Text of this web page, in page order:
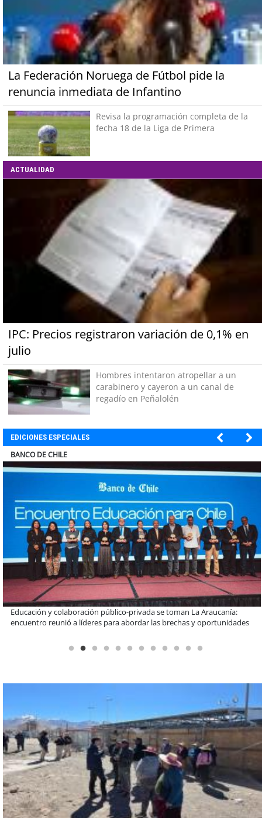
La Federación Noruega de Fútbol pide la
renuncia inmediata de Infantino
Revisa la programación completa de la
fecha 18 de la Liga de Primera
ACTUALIDAD
IPC: Precios registraron variación de 0,1% en
julio
Hombres intentaron atropellar a un
carabinero y cayeron a un canal de
regadío en Peñalolén
EDICIONES ESPECIALES
COLEGIO RÍO LOA
Llaman a interiorizarse de los programas de estudios para postular
informado al SAE